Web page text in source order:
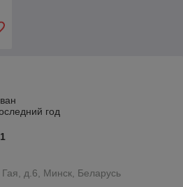
год
д.6, Минск, Беларусь